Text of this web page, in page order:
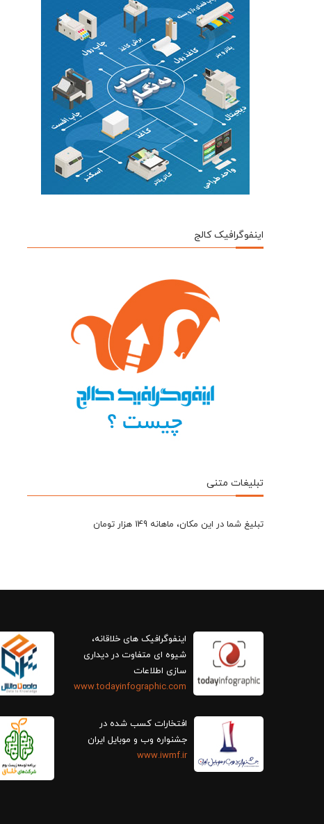
اینفوگرافیک کالج
تبلیغات متنی
تبلیغ شما در این مکان، ماهانه 149 هزار تومان
اینفوگرافیک های خلاقانه،
سازی اطلاعات
www.todayinfographic.com
افتخارات کسب شده در
جشنواره وب و موبایل ایران
www.iwmf.ir